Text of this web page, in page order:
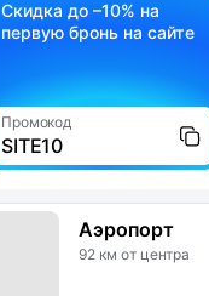
Скидка до –10% на
первую бронь на сайте
Промокод
SITE10
Аэропорт
92 км от центра